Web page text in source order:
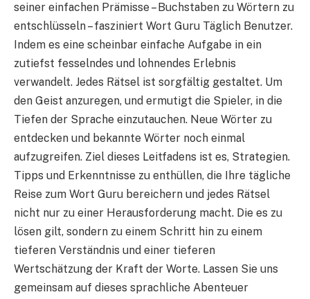
seiner einfachen Prämisse – Buchstaben zu Wörtern zu
entschlüsseln – fasziniert Wort Guru Täglich Benutzer.
Indem es eine scheinbar einfache Aufgabe in ein
zutiefst fesselndes und lohnendes Erlebnis
verwandelt. Jedes Rätsel ist sorgfältig gestaltet. Um
den Geist anzuregen, und ermutigt die Spieler, in die
Tiefen der Sprache einzutauchen. Neue Wörter zu
entdecken und bekannte Wörter noch einmal
aufzugreifen. Ziel dieses Leitfadens ist es, Strategien.
Tipps und Erkenntnisse zu enthüllen, die Ihre tägliche
Reise zum Wort Guru bereichern und jedes Rätsel
nicht nur zu einer Herausforderung macht. Die es zu
lösen gilt, sondern zu einem Schritt hin zu einem
tieferen Verständnis und einer tieferen
Wertschätzung der Kraft der Worte. Lassen Sie uns
gemeinsam auf dieses sprachliche Abenteuer